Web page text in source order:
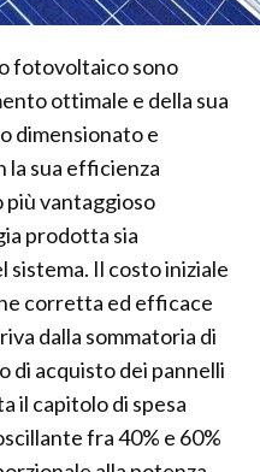
fotovoltaico sono
ottimale e della sua
dimensionato e
sua efficienza
vantaggioso
prodotta sia
sistema. Il costo iniziale
corretta ed efficace
dalla sommatoria di
di acquisto dei pannelli
il capitolo di spesa
fra 40% e 60%